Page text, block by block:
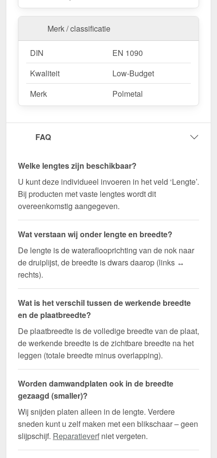
Merk / classificatie
DIN
EN 1090
Kwaliteit
Low-Budget
Merk
Polmetal
FAQ
Welke lengtes zijn beschikbaar?
U kunt deze individueel invoeren in het veld ‘Lengte’.
Bij producten met vaste lengtes wordt dit
overeenkomstig aangegeven.
Wat verstaan wij onder lengte en breedte?
De lengte is de wateraflooprichting van de nok naar
de druiplijst, de breedte is dwars daarop (links ↔
rechts).
Wat is het verschil tussen de werkende breedte
en de plaatbreedte?
De plaatbreedte is de volledige breedte van de plaat,
de werkende breedte is de zichtbare breedte na het
leggen (totale breedte minus overlapping).
Worden damwandplaten ook in de breedte
gezaagd (smaller)?
Wij snijden platen alleen in de lengte. Verdere
sneden kunt u zelf maken met een blikschaar – geen
slijpschijf. Reparatieverf niet vergeten.